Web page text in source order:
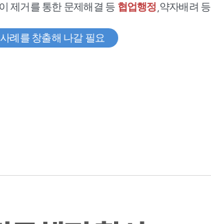
이 제거를 통한 문제해결 등 협업행정 ,약자배려 등
례를 창출해 나갈 필요